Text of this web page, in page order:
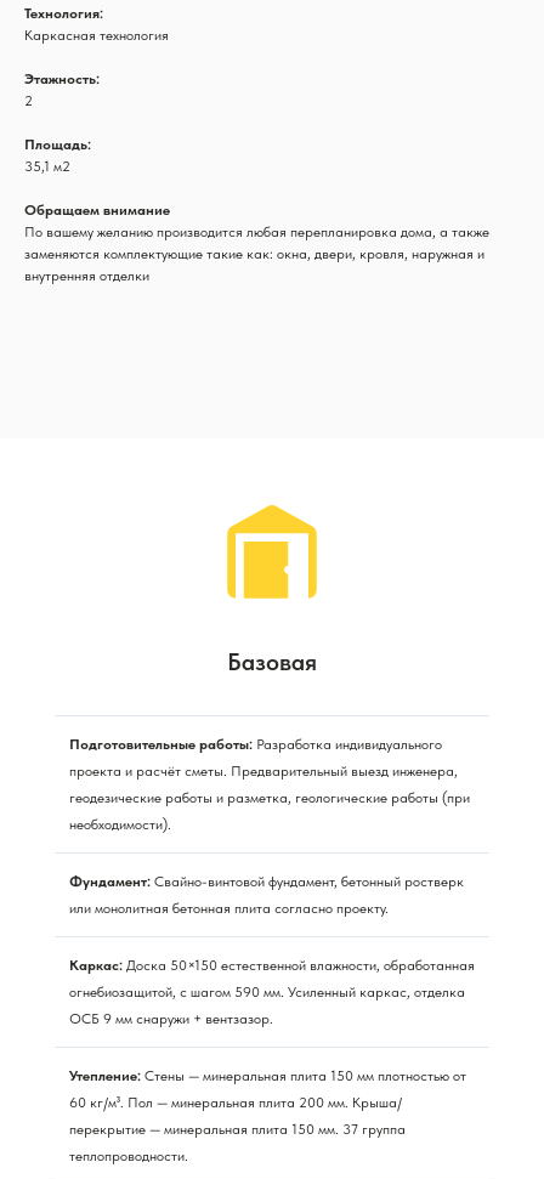
Технология:
Каркасная технология
Этажность:
2
Площадь:
35,1 м2
Обращаем внимание
По вашему желанию производится любая перепланировка дома, а также
заменяются комплектующие такие как: окна, двери, кровля, наружная и
внутренняя отделки
Базовая
Подготовительные работы: Разработка индивидуального
проекта и расчёт сметы. Предварительный выезд инженера,
геодезические работы и разметка, геологические работы (при
необходимости).
Фундамент: Свайно-винтовой фундамент, бетонный ростверк
или монолитная бетонная плита согласно проекту.
Каркас: Доска 50×150 естественной влажности, обработанная
огнебиозащитой, с шагом 590 мм. Усиленный каркас, отделка
ОСБ 9 мм снаружи + вентзазор.
Утепление: Стены — минеральная плита 150 мм плотностью от
60 кг/м³. Пол — минеральная плита 200 мм. Крыша/
перекрытие — минеральная плита 150 мм. 37 группа
теплопроводности.